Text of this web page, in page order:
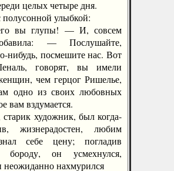
целых четыре дня.
улыбкой:
глупы! — И, совсем
— Послушайте,
нибудь, посмешите нас. Вот
говорят, вы имели
чем герцог Ришелье,
одно из своих любовных
вам вздумается.
художник, был когда-
жизнерадостен, любим
себе цену; погладив
он усмехнулся,
неожиданно нахмурился